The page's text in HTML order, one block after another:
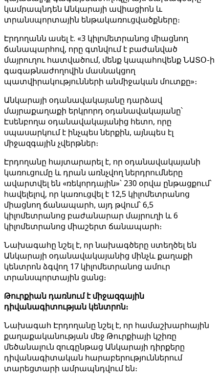
կամրապնդեն Անկարայի ավիացիոն և
տրանսպորտային ենթակառուցվածքները։
Էրդողանն ասել է. «3 կիլոմետրանոց միացնող
ճանապարհով, որը գտնվում է բաժանված
մայրուղու հատվածում, մենք կապահովենք ՆԱՏՕ-ի
գագաթնաժողովին մասնակցող
պատվիրակությունների անմիջական մուտքը»։
Անկարայի օդանավակայանը դարձավ
մայրաքաղաքի երկրորդ օդանավակայանը՝
Էսենբողա օդանավակայանից հետո, որը
սպասարկում է ինչպես ներքին, այնպես էլ
միջազգային չվերթներ։
Էրդողանը հայտարարել է, որ օդանավակայանի
կառուցումը և դրան առնչվող ներդրումները
ավարտվել են «ռեկորդային»՝ 230 օրվա ընթացքում՝
հավելելով, որ կառուցվել է 12,5 կիլոմետրանոց
միացնող ճանապարհ, այդ թվում՝ 6,5
կիլոմետրանոց բաժանարար մայրուղի և 6
կիլոմետրանոց միաշերտ ճանապարհ։
Նախագահը նշել է, որ նախագծերը ստեղծել են
Անկարայի օդանավակայանից մինչև քաղաքի
կենտրոն ձգվող 17 կիլոմետրանոց ամուր
տրանսպորտային ցանց։
Թուրքիան դառնում է միջազգային
դիվանագիտության կենտրոն։
Նախագահ Էրդողանը նշել է, որ համաշխարհային
քաղաքականության մեջ Թուրքիայի կշիռը
մեծանալուն զուգընթաց Անկարայի դիրքերը
դիվանագիտական ​​հարաբերություններում
տարեցտարի ամրապնդվում են։